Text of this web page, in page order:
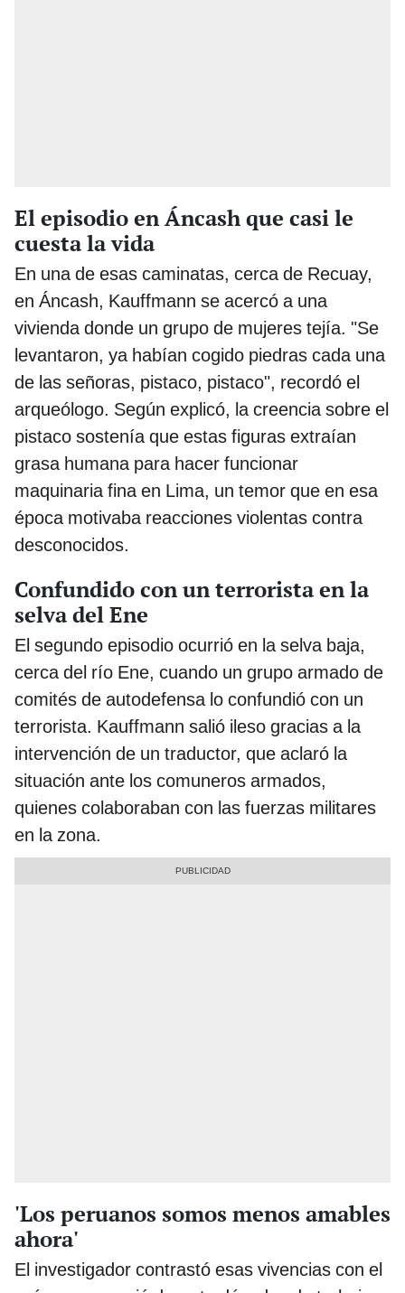
El episodio en Áncash que casi le
cuesta la vida
En una de esas caminatas, cerca de Recuay,
en Áncash, Kauffmann se acercó a una
vivienda donde un grupo de mujeres tejía. "Se
levantaron, ya habían cogido piedras cada una
de las señoras, pistaco, pistaco", recordó el
arqueólogo. Según explicó, la creencia sobre el
pistaco sostenía que estas figuras extraían
grasa humana para hacer funcionar
maquinaria fina en Lima, un temor que en esa
época motivaba reacciones violentas contra
desconocidos.
Confundido con un terrorista en la
selva del Ene
El segundo episodio ocurrió en la selva baja,
cerca del río Ene, cuando un grupo armado de
comités de autodefensa lo confundió con un
terrorista. Kauffmann salió ileso gracias a la
intervención de un traductor, que aclaró la
situación ante los comuneros armados,
quienes colaboraban con las fuerzas militares
en la zona.
'Los peruanos somos menos amables
ahora'
El investigador contrastó esas vivencias con el